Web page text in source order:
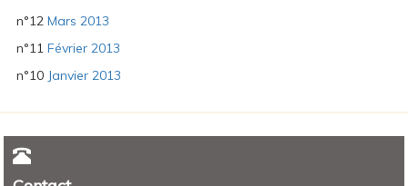
n°12 Mars 2013
n°11 Février 2013
n°10 Janvier 2013